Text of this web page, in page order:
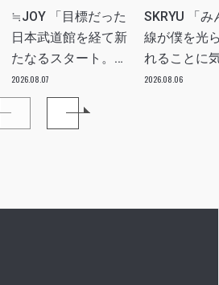
≒JOY 「目標だった
日本武道館を経て新
たなるスタート。
≒JOYにしかない魅
力を磨いていきた
2026.08.07
SKRYU 「み
線が僕を光
れることに
た」
2026.08.06